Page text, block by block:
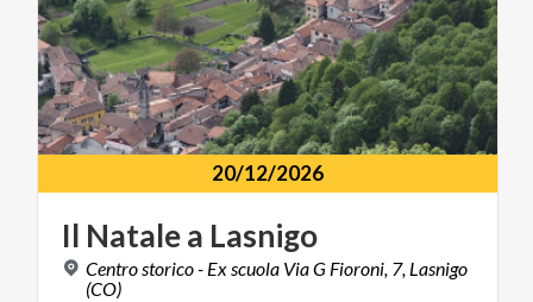
20/12/2026
Il Natalea Lasnigo
Centro storico - Ex scuola Via G Fioroni, 7, Lasnigo
(CO)